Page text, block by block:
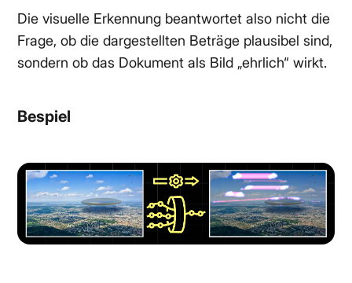
Die visuelle Erkennung beantwortet also nicht die
Frage, ob die dargestellten Beträge plausibel sind,
sondern ob das Dokument als Bild „ehrlich“ wirkt.
Bespiel